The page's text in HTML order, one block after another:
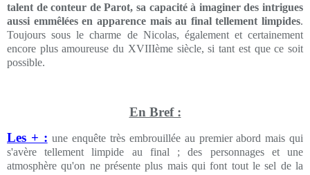
talent de conteur de Parot, sa capacité à imaginer des intrigues
aussi emmêlées en apparence mais au final tellement limpides.
Toujours sous le charme de Nicolas, également et certainement
encore plus amoureuse du XVIIIème siècle, si tant est que ce soit
possible.
En Bref :
Les + : une enquête très embrouillée au premier abord mais qui
s'avère tellement limpide au final ; des personnages et une
atmosphère qu'on ne présente plus mais qui font tout le sel de la